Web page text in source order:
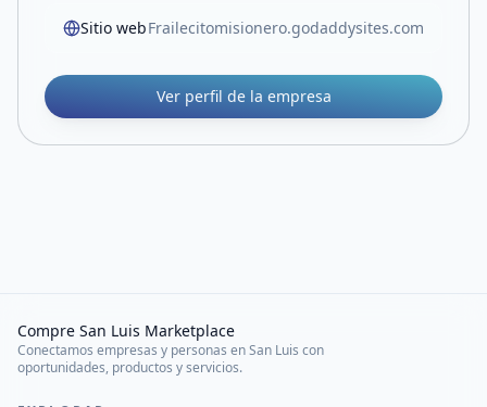
Sitio webFrailecitomisionero.godaddysites.com
Ver perfil de la empresa
Compre San Luis Marketplace
Conectamos empresas y personas en San Luis con
oportunidades, productos y servicios.